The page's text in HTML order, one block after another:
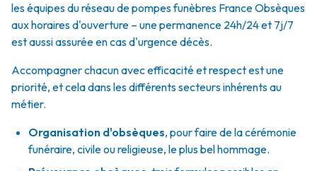
les équipes du réseau de pompes funèbres France Obsèques
aux horaires d'ouverture – une permanence 24h/24 et 7j/7
est aussi assurée en cas d'urgence décès.
Accompagner chacun avec efficacité et respect est une
priorité, et cela dans les différents secteurs inhérents au
métier.
Organisation d'obsèques, pour faire de la cérémonie
funéraire, civile ou religieuse, le plus bel hommage.